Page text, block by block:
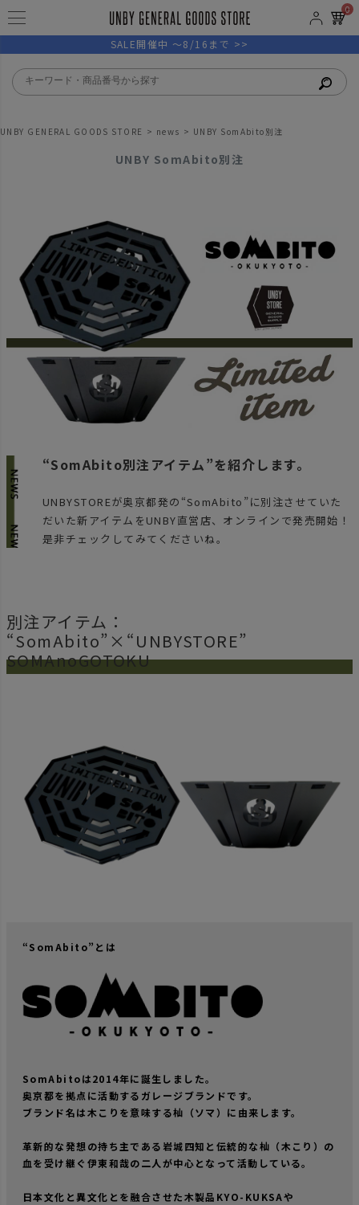
0
SALE開催中 ～8/16まで >>
UNBY GENERAL GOODS STORE news UNBY SomAbito別注
UNBY SomAbito別注
“SomAbito別注アイテム”を紹介します。
UNBYSTOREが奥京都発の“SomAbito”に別注させていた
だいた新アイテムをUNBY直営店、オンラインで発売開始！
是非チェックしてみてくださいね。
別注アイテム：
“SomAbito”×“UNBYSTORE”
SOMAnoGOTOKU
“SomAbito”とは
SomAbitoは2014年に誕生しました。
奥京都を拠点に活動するガレージブランドです。
ブランド名は木こりを意味する杣（ソマ）に由来します。
革新的な発想の持ち主である岩城四知と伝統的な杣（木こり）の
血を受け継ぐ伊東和哉の二人が中心となって活動している。
日本文化と異文化とを融合させた木製品KYO-KUKSAや